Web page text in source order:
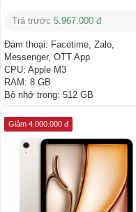
Trả trước 5.967.000 đ
Đàm thoại: Facetime, Zalo,
Messenger, OTT App
CPU: Apple M3
RAM: 8 GB
Bộ nhớ trong: 512 GB
Giảm 4.000.000 đ